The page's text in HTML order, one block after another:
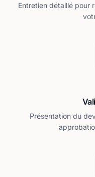
Entretien détaillé pour
Présentation du